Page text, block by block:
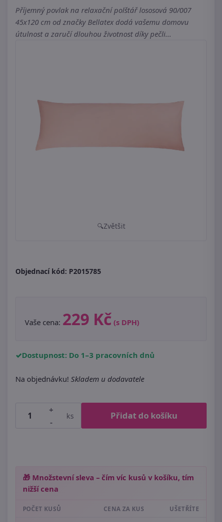
Příjemný povlak na relaxační polštář lososová 90/007
45x120 cm od značky Bellatex dodá vašemu domovu
útulnost a zaručí dlouhou životnost díky pečli...
Zvětšit
Objednací kód: P2015785
Vaše cena: 229 Kč (s DPH)
Dostupnost: Do 1–3 pracovních dnů
Na objednávku! Skladem u dodavatele
+
-
ks Přidat do košíku
🎁 Množstevní sleva – čím víc kusů v košíku, tím
nižší cena
POČET KUSŮ CENA ZA KUS UŠETŘÍTE